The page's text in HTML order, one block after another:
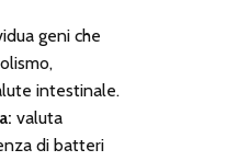
geni che
intestinale.
valuta
di batteri